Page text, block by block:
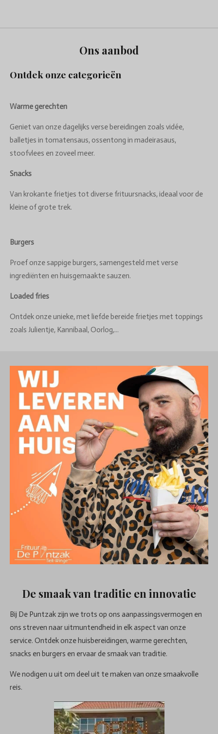
Ons aanbod
Ontdek onze categorieën
Warme gerechten
Geniet van onze dagelijks verse bereidingen zoals vidée,
balletjes in tomatensaus, ossentong in madeirasaus,
stoofvlees en zoveel meer.
Snacks
Van krokante frietjes tot diverse frituursnacks, ideaal voor de
kleine of grote trek.
Burgers
Proef onze sappige burgers, samengesteld met verse
ingrediënten en huisgemaakte sauzen.
Loaded fries
Ontdek onze unieke, met liefde bereide frietjes met toppings
zoals Julientje, Kannibaal, Oorlog,...
De smaak van traditie en innovatie
Bij De Puntzak zijn we trots op ons aanpassingsvermogen en
ons streven naar uitmuntendheid in elk aspect van onze
service. Ontdek onze huisbereidingen, warme gerechten,
snacks en burgers en ervaar de smaak van traditie.
We nodigen u uit om deel uit te maken van onze smaakvolle
reis.